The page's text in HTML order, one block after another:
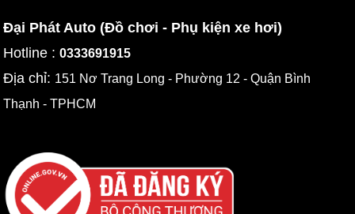
Đại Phát Auto (Đồ chơi - Phụ kiện xe hơi)
Hotline :0333691915
Địa chỉ: 151 Nơ Trang Long - Phường 12 - Quận Bình
Thạnh - TPHCM